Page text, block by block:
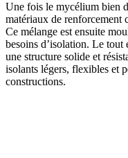
Une fois le mycélium bien
matériaux de renforcement
Ce mélange est ensuite
besoins d’isolation. Le tout
une structure solide et
isolants légers, flexibles et
constructions.